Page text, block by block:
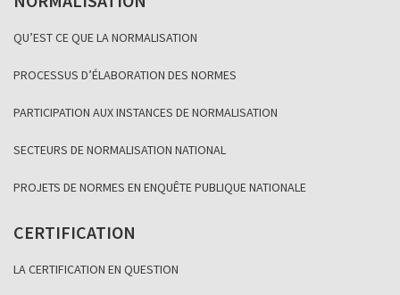
QU’EST CE QUE LA NORMALISATION
PROCESSUS D’ÉLABORATION DES NORMES
PARTICIPATION AUX INSTANCES DE NORMALISATION
SECTEURS DE NORMALISATION NATIONAL
PROJETS DE NORMES EN ENQUÊTE PUBLIQUE NATIONALE
CERTIFICATION
LA CERTIFICATION EN QUESTION